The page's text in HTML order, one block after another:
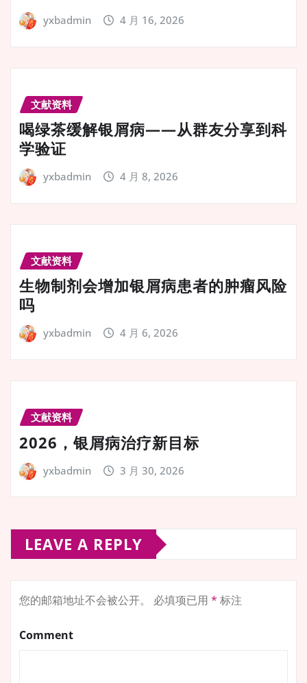
yxbadmin 4 月 16, 2026
文献资料
喝绿茶缓解银屑病——从群友分享到科
学验证
yxbadmin 4 月 8, 2026
文献资料
生物制剂会增加银屑病患者的肿瘤风险
吗
yxbadmin 4 月 6, 2026
文献资料
2026，银屑病治疗新目标
yxbadmin 3 月 30, 2026
LEAVE A REPLY
您的邮箱地址不会被公开。 必填项已用 * 标注
Comment